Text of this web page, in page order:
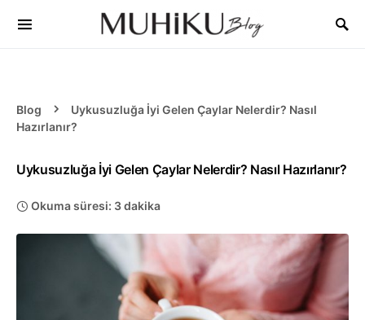
Blog
Uykusuzluğa İyi Gelen Çaylar Nelerdir? Nasıl
Hazırlanır?
Uykusuzluğa İyi Gelen Çaylar Nelerdir? Nasıl Hazırlanır?
Okuma süresi: 3 dakika